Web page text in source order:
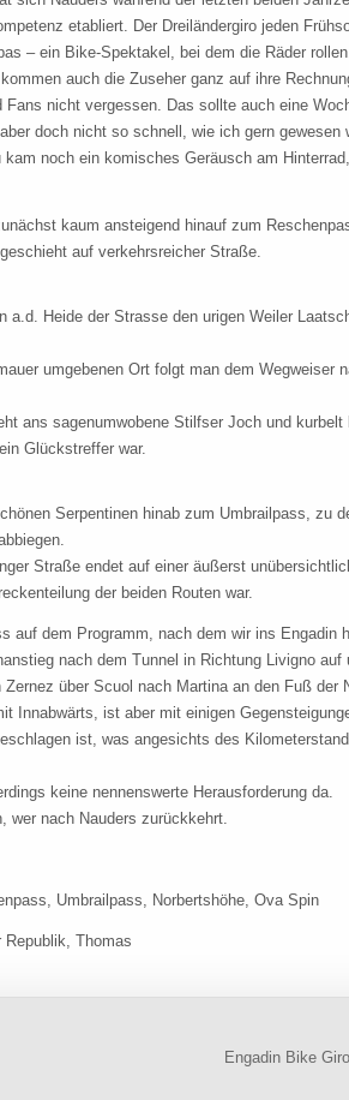
etabliert. Der Dreiländergiro jeden
– ein Bike-Spektakel, bei dem die Räder
auch die Zuseher ganz auf ihre
Fans nicht vergessen. Das sollte auch eine
doch nicht so schnell, wie ich gern gewesen
noch ein komisches Geräusch am
kaum ansteigend hinauf zum
auf verkehrsreicher Straße.
a.d. Heide der Strasse den urigen Weiler
umgebenen Ort folgt man dem Wegweiser
ans sagenumwobene Stilfser Joch und
Glückstreffer war.
Serpentinen hinab zum Umbrailpass, zu
Straße endet auf einer äußerst
der beiden Routen war.
auf dem Programm, nach dem wir ins Engadin
nach dem Tunnel in Richtung Livigno auf
über Scuol nach Martina an den Fuß der
Innabwärts, ist aber mit einigen
ist, was angesichts des
keine nennenswerte Herausforderung da.
wer nach Nauders zurückkehrt.
Umbrailpass, Norbertshöhe, Ova Spin
Thomas
Engadin Bike